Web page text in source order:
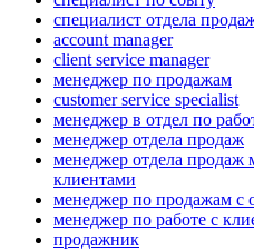
специалист отдела
account manager
client service manager
менеджер по продажам
customer service specialist
менеджер в отдел по
менеджер отдела продаж
менеджер отдела продаж
клиентами
менеджер по продажам с
менеджер по работе с
продажник